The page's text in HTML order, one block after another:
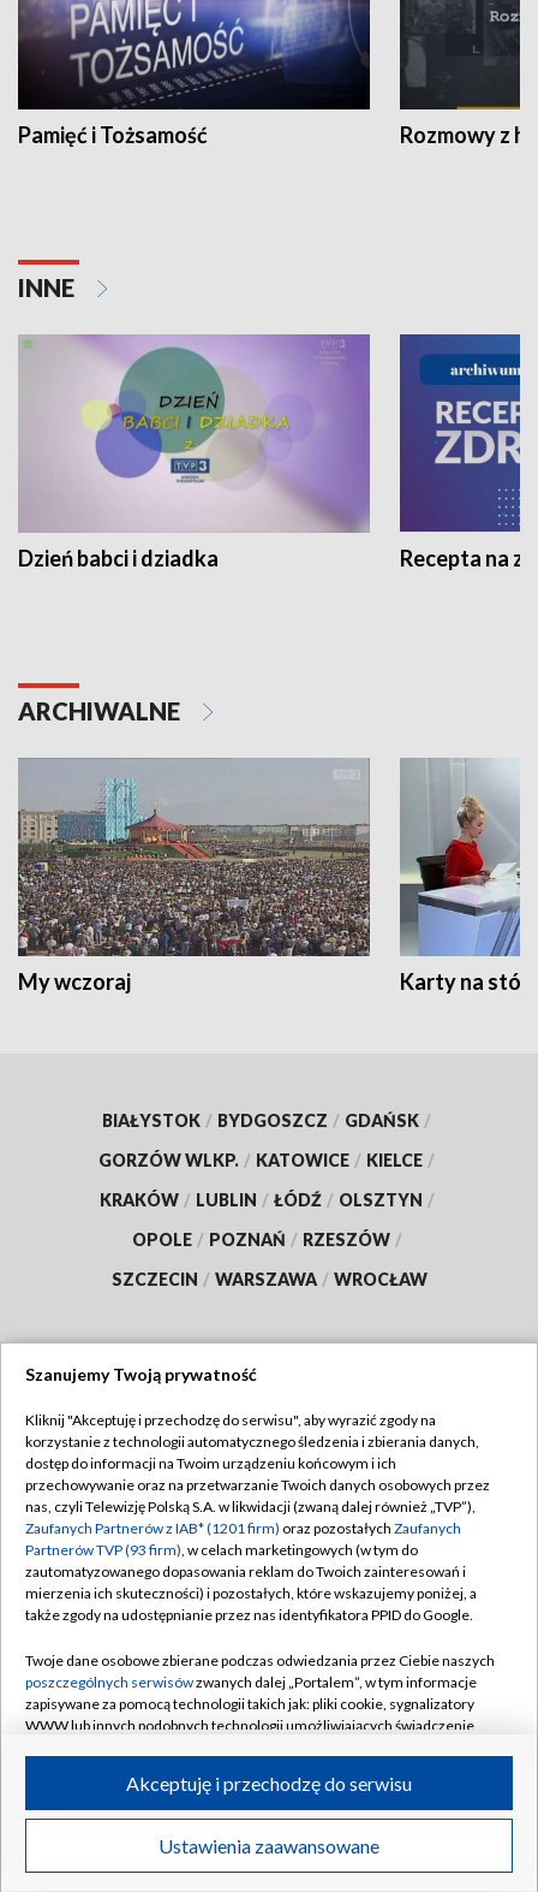
Pamięć i Tożsamość Rozmowy z
INNE
Dzień babci i dziadka Recepta na
ARCHIWALNE
My wczoraj Karty na
BIAŁYSTOK / BYDGOSZCZ / GDAŃSK /
GORZÓW WLKP. / KATOWICE / KIELCE /
KRAKÓW / LUBLIN / ŁÓDŹ / OLSZTYN /
OPOLE / POZNAŃ / RZESZÓW /
SZCZECIN / WARSZAWA / WROCŁAW
TVP
Abonament TVP
Emisja w TVP
Centrum informacji TVP
Naziemna Telewizja Cyfrowa
Rada Programowa
System NOS
Informacje o nadawcy
Program dla prasy
Ogłoszenie przetargowe
Regulamin TVP
Polityka prywatności
Moje zgody
Pomoc
Kontakt
Kanały
©2026 Telewizja Polska S.A. w likwidacji
Szanujemy Twoją prywatność
Kliknij "Akceptuję i przechodzę do serwisu", aby wyrazić zgody na
korzystanie z technologii automatycznego śledzenia i zbierania danych,
dostęp do informacji na Twoim urządzeniu końcowym i ich
przechowywanie oraz na przetwarzanie Twoich danych osobowych przez
nas, czyli Telewizję Polską S.A. w likwidacji (zwaną dalej również „TVP”),
Zaufanych Partnerów z IAB* (1201 firm) oraz pozostałych Zaufanych
Partnerów TVP (93 firm), w celach marketingowych (w tym do
zautomatyzowanego dopasowania reklam do Twoich zainteresowań i
mierzenia ich skuteczności) i pozostałych, które wskazujemy poniżej, a
także zgody na udostępnianie przez nas identyfikatora PPID do Google.
Twoje dane osobowe zbierane podczas odwiedzania przez Ciebie naszych
poszczególnych serwisówzwanych dalej „Portalem”, w tym informacje
zapisywane za pomocą technologii takich jak: pliki cookie, sygnalizatory
WWW lub innych podobnych technologii umożliwiających świadczenie
ruchu w Internecie.
Twoje dane osobowe zbierane podczas odwiedzania przez Ciebie
poszczególnych serwisówna Portalu, takie jak adresy IP, identyfikatory
Ustawienia zaawansowane
Akceptuję i przechodzę do serwisu